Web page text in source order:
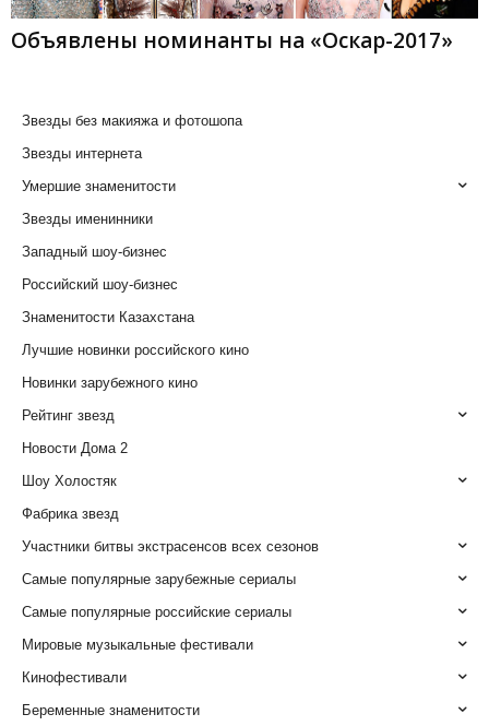
Объявлены номинанты на «Оскар-2017»
Звезды без макияжа и фотошопа
Звезды интернета
Умершие знаменитости
Звезды именинники
Западный шоу-бизнес
Российский шоу-бизнес
Знаменитости Казахстана
Лучшие новинки российского кино
Новинки зарубежного кино
Рейтинг звезд
Новости Дома 2
Шоу Холостяк
Фабрика звезд
Участники битвы экстрасенсов всех сезонов
Самые популярные зарубежные сериалы
Самые популярные российские сериалы
Мировые музыкальные фестивали
Кинофестивали
Беременные знаменитости